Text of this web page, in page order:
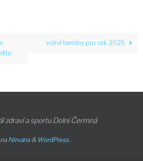
volné termíny pro rok 2026
zdraví a sportu Dolní Čermná
Nirvana& WordPress.